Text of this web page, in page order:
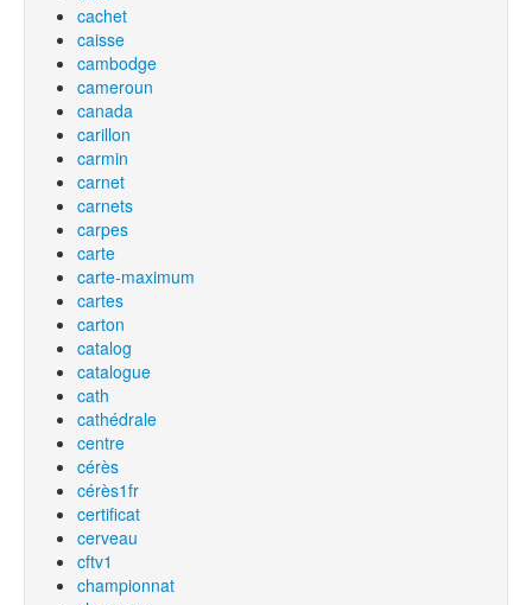
cachet
caisse
cambodge
cameroun
canada
carillon
carmin
carnet
carnets
carpes
carte
carte-maximum
cartes
carton
catalog
catalogue
cath
cathédrale
centre
cérès
cérès1fr
certificat
cerveau
cftv1
championnat